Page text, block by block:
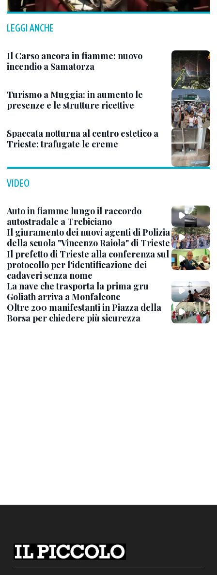
LEGGI ANCHE
Il Carso ancora in fiamme: nuovo
incendio a Samatorza
Turismo a Muggia: in aumento le
presenze e le strutture ricettive
Spaccata notturna al centro estetico a
Trieste: trafugate le creme
VIDEO
Auto in fiamme lungo il raccordo
autostradale a Trebiciano
Il giuramento dei nuovi agenti di Polizia
della scuola "Vincenzo Raiola" di Trieste
Il prefetto di Trieste alla conferenza sul
protocollo per l'identificazione dei
cadaveri senza nome
La nave che trasporta la prima gru
Goliath arriva a Monfalcone
Oltre 200 manifestanti in Piazza della
Borsa per chiedere più sicurezza